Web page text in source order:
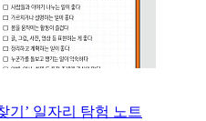
기’ 일자리 탐험 노트